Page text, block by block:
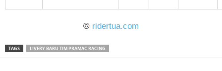
© ridertua.com
TAGS LIVERY BARU TIM PRAMAC RACING